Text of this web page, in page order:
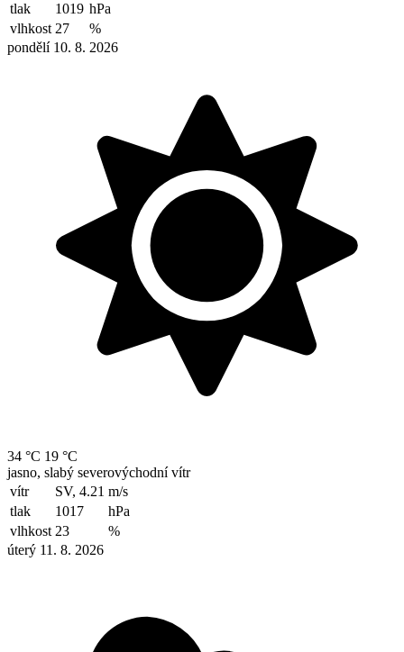
tlak
1019 hPa
vlhkost 27
%
pondělí 10. 8. 2026
34 °C 19 °C
jasno, slabý severovýchodní vítr
vítr
SV, 4.21 m/s
tlak
1017
hPa
vlhkost 23
%
úterý 11. 8. 2026